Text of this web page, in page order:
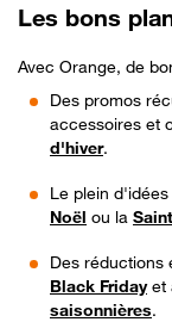
Les bons
Avec Orange, de
Des promos
accessoires et
d'hiver.
Le plein
Noël ou la
Des réductions
Black Fridayet
saisonnières.